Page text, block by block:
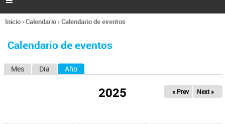
l
Se
usted
Inicio›Calendario›Calendario de eventos
Calendario de eventos
Mes Día Año
2025 « Prev Next »